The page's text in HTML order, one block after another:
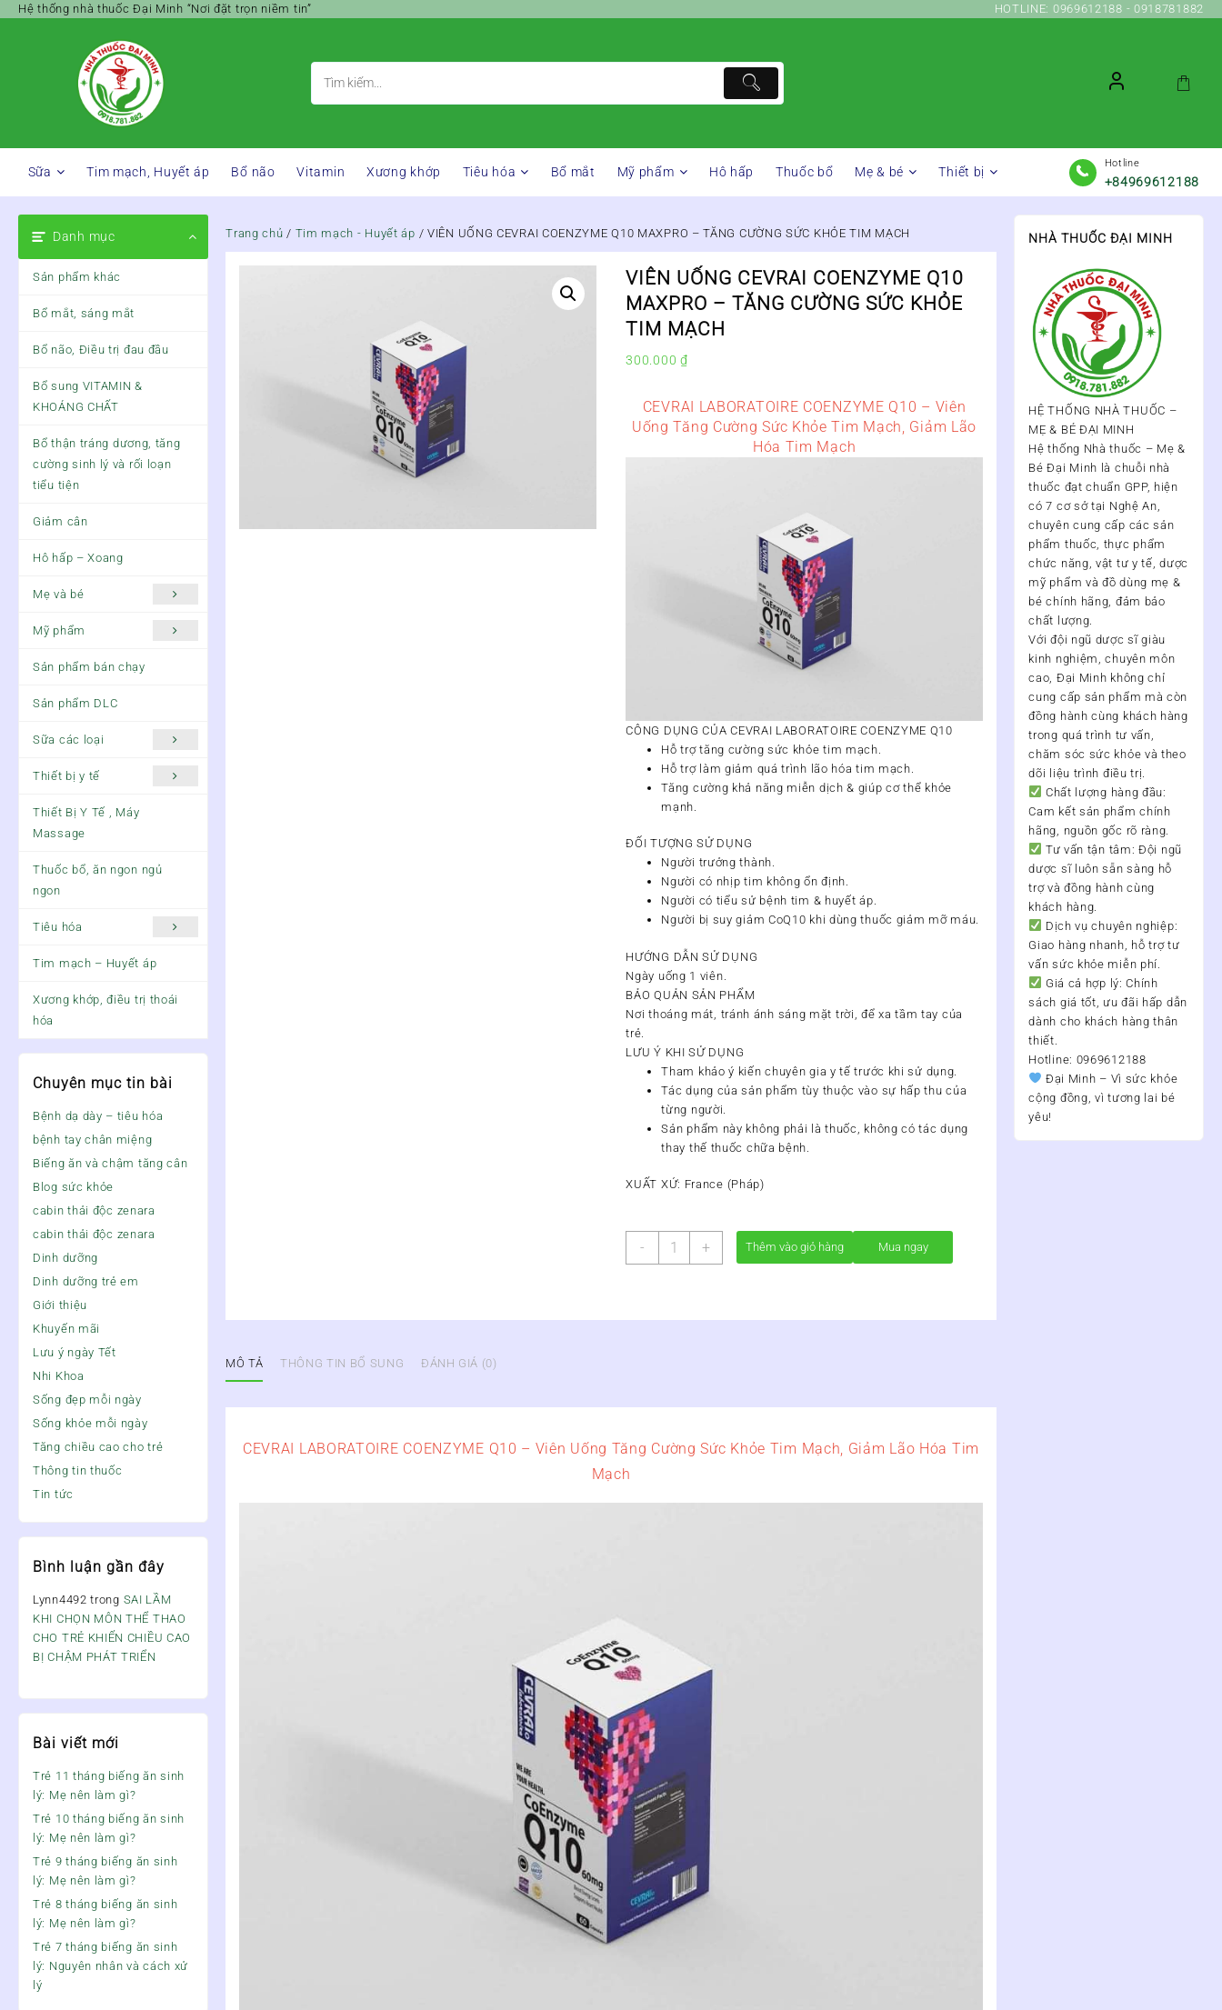
SkipHệ thống nhà thuốc Đại Minh “Nơi đặt trọn niềm tin” HOTLINE: 0969612188 - 0918781882
Sữa Tim mạch, Huyết áp Bổ não Vitamin Xương khớp Tiêu hóa Bổ mắt Mỹ phẩm Hô hấp Thuốc bổ Mẹ & bé Thiết bị
Hotline
+84969612188
Danh mục
Sản phẩm khác
Bổ mắt, sáng mắt
Bổ não, Điều trị đau đầu
Bổ sung VITAMIN &
KHOÁNG CHẤT
Bổ thận tráng dương, tăng
cường sinh lý và rối loạn
tiểu tiện
Giảm cân
Hô hấp – Xoang
Mẹ và bé
Mỹ phẩm
Sản phẩm bán chạy
Sản phẩm DLC
Sữa các loại
Thiết bị y tế
Thiết Bị Y Tế , Máy
Massage
Thuốc bổ, ăn ngon ngủ
ngon
Tiêu hóa
Tim mạch – Huyết áp
Xương khớp, điều trị thoái
hóa
Chuyên mục tin bài
Bệnh dạ dày – tiêu hóa
bệnh tay chân miệng
Biếng ăn và chậm tăng cân
Blog sức khỏe
cabin thải độc zenara
cabin thải độc zenara
Dinh dưỡng
Dinh dưỡng trẻ em
Giới thiệu
Khuyến mãi
Lưu ý ngày Tết
Nhi Khoa
Sống đẹp mỗi ngày
Sống khỏe mỗi ngày
Tăng chiều cao cho trẻ
Thông tin thuốc
Tin tức
Bình luận gần đây
Lynn4492 trong SAI LẦM
KHI CHỌN MÔN THỂ THAO
CHO TRẺ KHIẾN CHIỀU CAO
BỊ CHẬM PHÁT TRIỂN
Bài viết mới
Trẻ 11 tháng biếng ăn sinh
lý: Mẹ nên làm gì?
Trẻ 10 tháng biếng ăn sinh
lý: Mẹ nên làm gì?
Trẻ 9 tháng biếng ăn sinh
lý: Mẹ nên làm gì?
Trẻ 8 tháng biếng ăn sinh
lý: Mẹ nên làm gì?
Trẻ 7 tháng biếng ăn sinh
lý: Nguyên nhân và cách xử
lý
Trang chủ / Tim mạch - Huyết áp / VIÊN UỐNG CEVRAI COENZYME Q10 MAXPRO – TĂNG CƯỜNG SỨC KHỎE TIM MẠCH
VIÊN UỐNG CEVRAI COENZYME Q10
MAXPRO – TĂNG CƯỜNG SỨC KHỎE
TIM MẠCH
300.000 ₫
CEVRAI LABORATOIRE COENZYME Q10 – Viên
Uống Tăng Cường Sức Khỏe Tim Mạch, Giảm Lão
Hóa Tim Mạch
CÔNG DỤNG CỦA CEVRAI LABORATOIRE COENZYME Q10
Hỗ trợ tăng cường sức khỏe tim mạch.
Hỗ trợ làm giảm quá trình lão hóa tim mạch.
Tăng cường khả năng miễn dịch & giúp cơ thể khỏe
mạnh.
ĐỐI TƯỢNG SỬ DỤNG
Người trưởng thành.
Người có nhịp tim không ổn định.
Người có tiểu sử bệnh tim & huyết áp.
Người bị suy giảm CoQ10 khi dùng thuốc giảm mỡ máu.
HƯỚNG DẪN SỬ DỤNG
Ngày uống 1 viên.
BẢO QUẢN SẢN PHẨM
Nơi thoáng mát, tránh ánh sáng mặt trời, để xa tầm tay của
trẻ.
LƯU Ý KHI SỬ DỤNG
Tham khảo ý kiến chuyên gia y tế trước khi sử dụng.
Tác dụng của sản phẩm tùy thuộc vào sự hấp thu của
từng người.
Sản phẩm này không phải là thuốc, không có tác dụng
thay thế thuốc chữa bệnh.
XUẤT XỨ: France (Pháp)
-
VIÊN
Q10
TIM
+ Thêm vào giỏ hàng Mua ngay
MÔ TẢ THÔNG TIN BỔ SUNG ĐÁNH GIÁ (0)
CEVRAI LABORATOIRE COENZYME Q10 – Viên Uống Tăng Cường Sức Khỏe Tim Mạch, Giảm Lão Hóa Tim
Mạch
NHÀ THUỐC ĐẠI MINH
HỆ THỐNG NHÀ THUỐC –
MẸ & BÉ ĐẠI MINH
Hệ thống Nhà thuốc – Mẹ &
Bé Đại Minh là chuỗi nhà
thuốc đạt chuẩn GPP, hiện
có7 cơ sở tại Nghệ An,
chuyên cung cấp các sản
phẩm thuốc, thực phẩm
chức năng, vật tư y tế, dược
mỹ phẩm và đồ dùng mẹ &
bé chính hãng, đảm bảo
chất lượng.
Với đội ngũ dược sĩ giàu
kinh nghiệm, chuyên môn
cao, Đại Minh không chỉ
cung cấp sản phẩm mà còn
đồng hành cùng khách hàng
trong quá trình tư vấn,
chăm sóc sức khỏe và theo
dõi liệu trình điều trị.
Chất lượng hàng đầu:
Cam kết sản phẩm chính
hãng, nguồn gốc rõ ràng.
Tư vấn tận tâm: Đội ngũ
dược sĩ luôn sẵn sàng hỗ
trợ và đồng hành cùng
khách hàng.
Dịch vụ chuyên nghiệp:
Giao hàng nhanh, hỗ trợ tư
vấn sức khỏe miễn phí.
Giá cả hợp lý: Chính
sách giá tốt, ưu đãi hấp dẫn
dành cho khách hàng thân
thiết.
Hotline: 0969612188
Đại Minh – Vì sức khỏe
cộng đồng, vì tương lai bé
yêu!